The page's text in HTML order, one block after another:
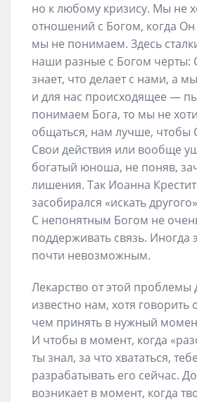
но к любому кризису. Мы не
отношений с Богом, когда Он
мы не понимаем. Здесь
наши разные с Богом черты:
знает, что делает с нами, а
и для нас происходящее —
понимаем Бога, то мы не
общаться, нам лучше, чтобы
Свои действия или вообще
богатый юноша, не поняв,
лишения. Так Иоанна
засобирался «искать
С непонятным Богом не
поддерживать связь. Иногда
почти невозможным.
Лекарство от этой проблемы
известно нам, хотя
чем принять в нужный
И чтобы в момент, когда
ты знал, за что хвататься,
разрабатывать его сейчас.
возникает в момент, когда